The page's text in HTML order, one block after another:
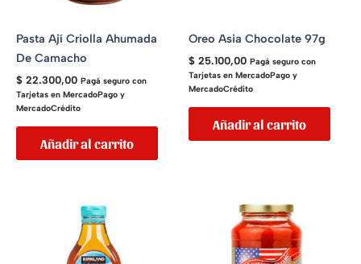
Pasta Ají Criolla Ahumada
De Camacho
$ 22.300,00 Pagá seguro con
Tarjetas en MercadoPago y
MercadoCrédito
Añadir al carrito
Oreo Asia Chocolate 97g
$ 25.100,00 Pagá seguro con
Tarjetas en MercadoPago y
MercadoCrédito
Añadir al carrito